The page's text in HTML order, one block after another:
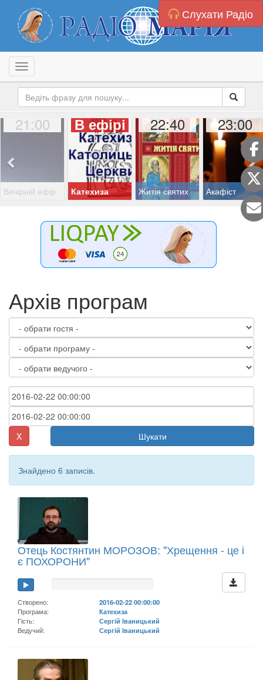
Слухати Радіо
Toggle navigation
21:00
Вечірній ефір
В ефірі
Катехиза
22:40
Житія святих
23:00
Акафіст
Архів програм
X Шукати
Знайдено 6 записів.
Отець Костянтин МОРОЗОВ: "Хрещення - це і
є ПОХОРОНИ"
Створено:
2016-02-22 00:00:00
Програма:
Катехиза
Гість:
Сергій Іваницький
Ведучий:
Сергій Іваницький